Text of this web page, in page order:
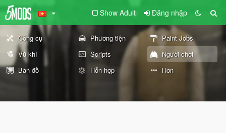
Show Adult Đăng nhập
Công cụ Phương tiện
Paint Jobs
Vũ khí
Scripts
Người chơi
Bản đồ
Hỗn hợp Hơn